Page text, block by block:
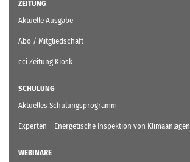
ZEITUNG
Aktuelle Ausgabe
Abo / Mitgliedschaft
cci Zeitung Kiosk
SCHULUNG
Aktuelles Schulungsprogramm
Experten – Energetische Inspektion von Klimaanlagen
WEBINARE